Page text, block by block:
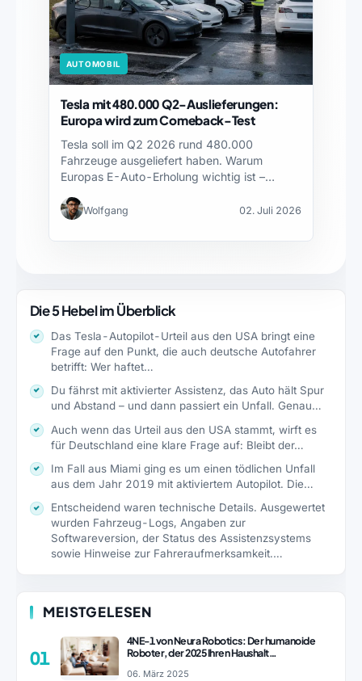
AUTOMOBIL
Tesla mit 480.000 Q2-Auslieferungen:
Europa wird zum Comeback-Test
Tesla soll im Q2 2026 rund 480.000
Fahrzeuge ausgeliefert haben. Warum
Europas E-Auto-Erholung wichtig ist –…
Wolfgang 02. Juli 2026
Die 5 Hebel im Überblick
Das Tesla-Autopilot-Urteil aus den USA bringt eine
Frage auf den Punkt, die auch deutsche Autofahrer
betrifft: Wer haftet…
Du fährst mit aktivierter Assistenz, das Auto hält Spur
und Abstand – und dann passiert ein Unfall. Genau…
Auch wenn das Urteil aus den USA stammt, wirft es
für Deutschland eine klare Frage auf: Bleibt der…
Im Fall aus Miami ging es um einen tödlichen Unfall
aus dem Jahr 2019 mit aktiviertem Autopilot. Die…
Entscheidend waren technische Details. Ausgewertet
wurden Fahrzeug-Logs, Angaben zur
Softwareversion, der Status des Assistenzsystems
sowie Hinweise zur Fahreraufmerksamkeit.…
MEISTGELESEN
01
4NE-1 von Neura Robotics: Der humanoide
Roboter, der 2025 Ihren Haushalt
06. März 2025